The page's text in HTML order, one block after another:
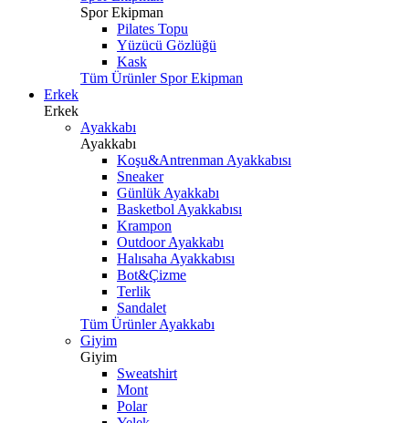
Spor Ekipman
Pilates Topu
Yüzücü Gözlüğü
Kask
Tüm Ürünler Spor Ekipman
Erkek
Erkek
Ayakkabı
Ayakkabı
Koşu&Antrenman Ayakkabısı
Sneaker
Günlük Ayakkabı
Basketbol Ayakkabısı
Krampon
Outdoor Ayakkabı
Halısaha Ayakkabısı
Bot&Çizme
Terlik
Sandalet
Tüm Ürünler Ayakkabı
Giyim
Giyim
Sweatshirt
Mont
Polar